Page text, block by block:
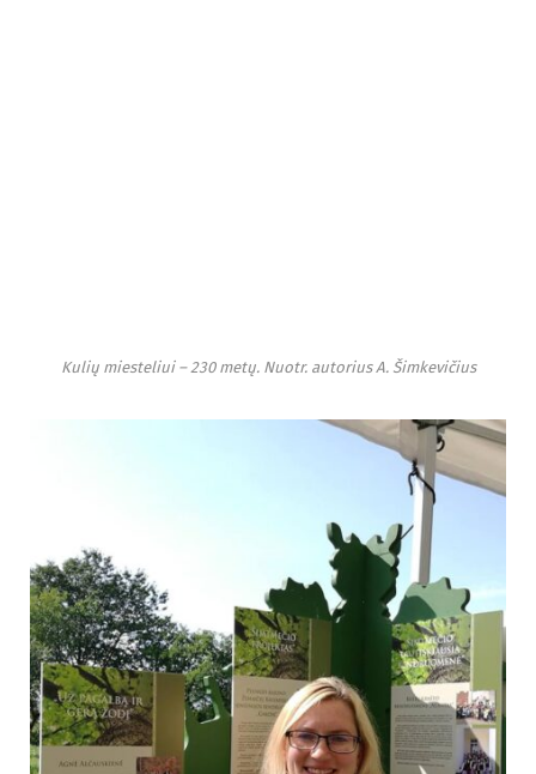
Kulių miesteliui – 230 metų. Nuotr. autorius A. Šimkevičius